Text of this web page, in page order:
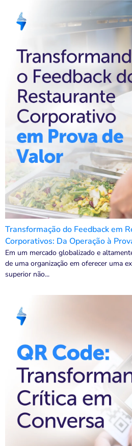
Transformação do Feedback em
Corporativos: Da Operação à
Em um mercado globalizado e
de uma organização em oferecer uma
superior não...